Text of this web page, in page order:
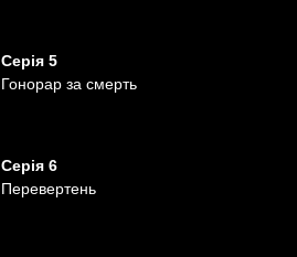
Серія 5
Гонорар за смерть
Серія 6
Перевертень